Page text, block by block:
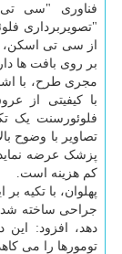
فناوری "سی
"تصویربرداری
از سی تی اسکن،
بر روی بافت ها
مجری طرح، با
با کیفیتی از
فلوئورسنت یک
تصاویر با وضوح
پزشک عرضه
کم هزینه است.
پهلوان، با تکیه
جراحی ساخته
دهد، افزود: این
تومورها را می